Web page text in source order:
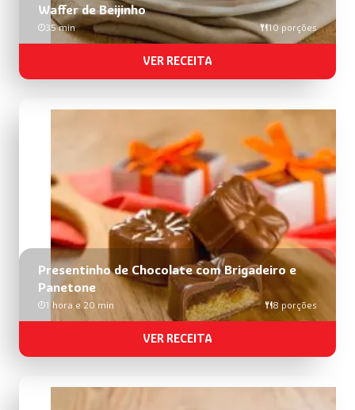
Waffer de Beijinho
35 min 10 porções
VER RECEITA
Presentinho de Chocolate com Brigadeiro e
Panetone
1 hora e 20 min 8 porções
VER RECEITA